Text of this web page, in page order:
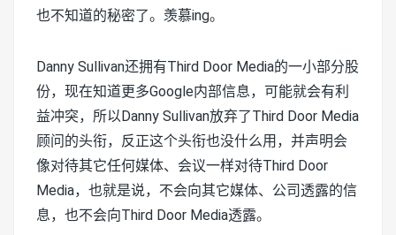
也不知道的秘密了。羡慕ing。
Danny Sullivan还拥有Third Door Media的一小部分股
份，现在知道更多Google内部信息，可能就会有利
益冲突，所以Danny Sullivan放弃了Third Door Media
顾问的头衔，反正这个头衔也没什么用，并声明会
像对待其它任何媒体、会议一样对待Third Door
Media，也就是说，不会向其它媒体、公司透露的信
息，也不会向Third Door Media透露。